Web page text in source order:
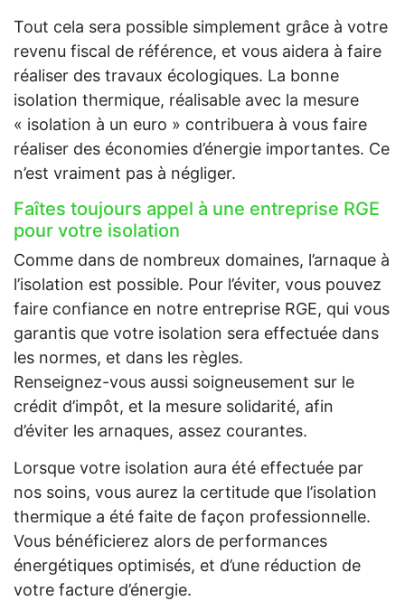
Tout cela sera possible simplement grâce à votre
revenu fiscal de référence, et vous aidera à faire
réaliser des travaux écologiques. La bonne
isolation thermique, réalisable avec la mesure
« isolation à un euro » contribuera à vous faire
réaliser des économies d’énergie importantes. Ce
n’est vraiment pas à négliger.
Faîtes toujours appel à une entreprise RGE
pour votre isolation
Comme dans de nombreux domaines, l’arnaque à
l’isolation est possible. Pour l’éviter, vous pouvez
faire confiance en notre entreprise RGE, qui vous
garantis que votre isolation sera effectuée dans
les normes, et dans les règles.
Renseignez-vous aussi soigneusement sur le
crédit d’impôt, et la mesure solidarité, afin
d’éviter les arnaques, assez courantes.
Lorsque votre isolation aura été effectuée par
nos soins, vous aurez la certitude que l’isolation
thermique a été faite de façon professionnelle.
Vous bénéficierez alors de performances
énergétiques optimisés, et d’une réduction de
votre facture d’énergie.